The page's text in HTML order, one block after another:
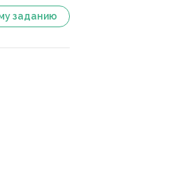
заданию